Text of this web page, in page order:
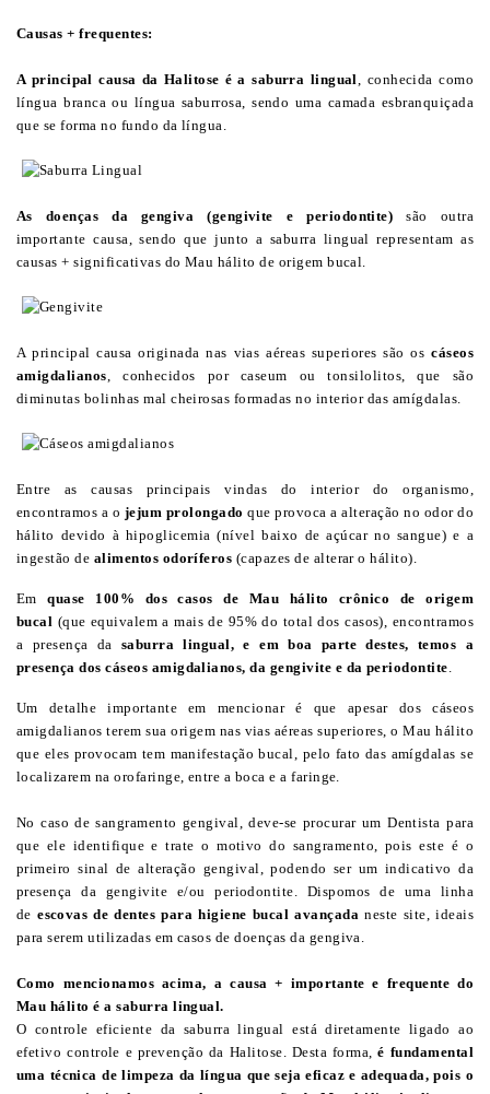
Causas + frequentes:
A principal causa da Halitose é a saburra lingual, conhecida como
língua branca ou língua saburrosa, sendo uma camada esbranquiçada
que se forma no fundo da língua.
As doenças da gengiva (gengivite e periodontite) são outra
importante causa, sendo que junto a saburra lingual representam as
causas + significativas do Mau hálito de origem bucal.
A principal causa originada nas vias aéreas superiores são oscáseos
amigdalianos, conhecidos por caseum ou tonsilolitos, que são
diminutas bolinhas mal cheirosas formadas no interior das amígdalas.
Entre as causas principais vindas do interior do organismo,
encontramos a o jejum prolongado que provoca a alteração no odor do
hálito devido à hipoglicemia (nível baixo de açúcar no sangue) e a
ingestão de alimentos odoríferos (capazes de alterar o hálito).
Emquase 100% dos casos de Mau hálito crônico de origem
bucal (que equivalem a mais de 95% do total dos casos), encontramos
a presença da saburra lingual, e em boa parte destes, temos a
presença dos cáseos amigdalianos, da gengivite e da periodontite.
Um detalhe importante em mencionar é que apesar dos cáseos
amigdalianos terem sua origem nas vias aéreas superiores, o Mau hálito
que eles provocam tem manifestação bucal, pelo fato das amígdalas se
localizarem na orofaringe, entre a boca e a faringe.
No caso de sangramento gengival, deve-se procurar um Dentista para
que ele identifique e trate o motivo do sangramento, pois este é o
primeiro sinal de alteração gengival, podendo ser um indicativo da
presença da gengivite e/ou periodontite. Dispomos de uma linha
deescovas de dentes para higiene bucal avançada neste site, ideais
para serem utilizadas em casos de doenças da gengiva.
Como mencionamos acima, a causa + importante e frequente do
Mau hálito é a saburra lingual.
O controle eficiente da saburra lingual está diretamente ligado ao
efetivo controle e prevenção da Halitose. Desta forma,é fundamental
uma técnica de limpeza da língua que seja eficaz e adequada, pois o